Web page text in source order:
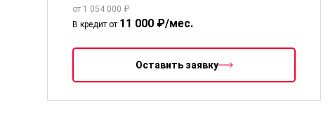
от 1 054 000 ₽
В кредит от 11 000 ₽/мес.
Оставить заявку